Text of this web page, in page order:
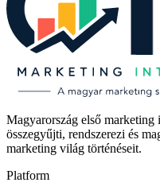
Magyarország első
összegyűjti, rendszerezi és
marketing világ történéseit.
Platform